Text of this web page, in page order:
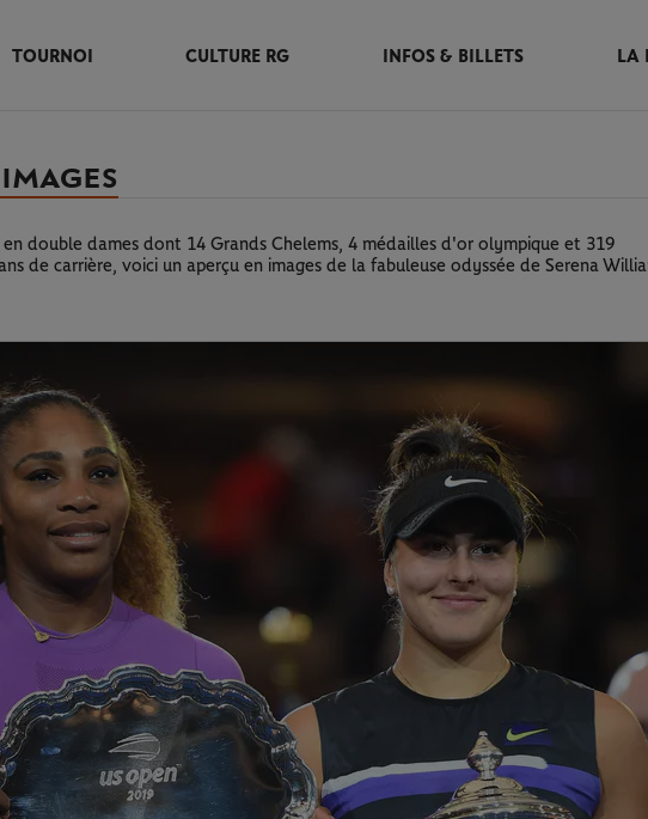
TOURNOI CULTURE RG INFOS & BILLETS LA
double dames dont 14 Grands Chelems, 4 médailles d'or olympique et 319
de carrière, voici un aperçu en images de la fabuleuse odyssée de Serena